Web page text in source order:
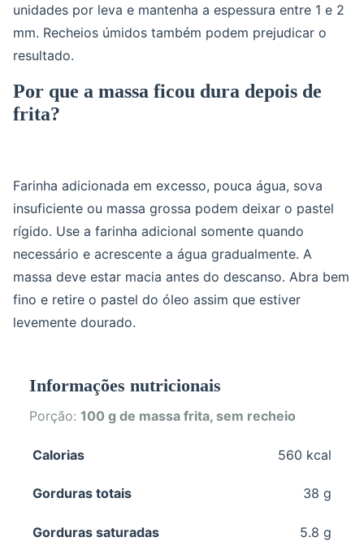
unidades por leva e mantenha a espessura entre 1 e 2
mm. Recheios úmidos também podem prejudicar o
resultado.
Por que a massa ficou dura depois de
frita?
Farinha adicionada em excesso, pouca água, sova
insuficiente ou massa grossa podem deixar o pastel
rígido. Use a farinha adicional somente quando
necessário e acrescente a água gradualmente. A
massa deve estar macia antes do descanso. Abra bem
fino e retire o pastel do óleo assim que estiver
levemente dourado.
Informações nutricionais
Porção: 100 g de massa frita, sem recheio
Calorias 560 kcal
Gorduras totais 38 g
Gorduras saturadas 5.8 g